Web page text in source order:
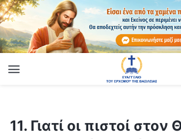
11. Γιατί οι πιστοί